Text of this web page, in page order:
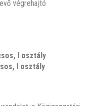
végrehajtó
I osztály
I osztály